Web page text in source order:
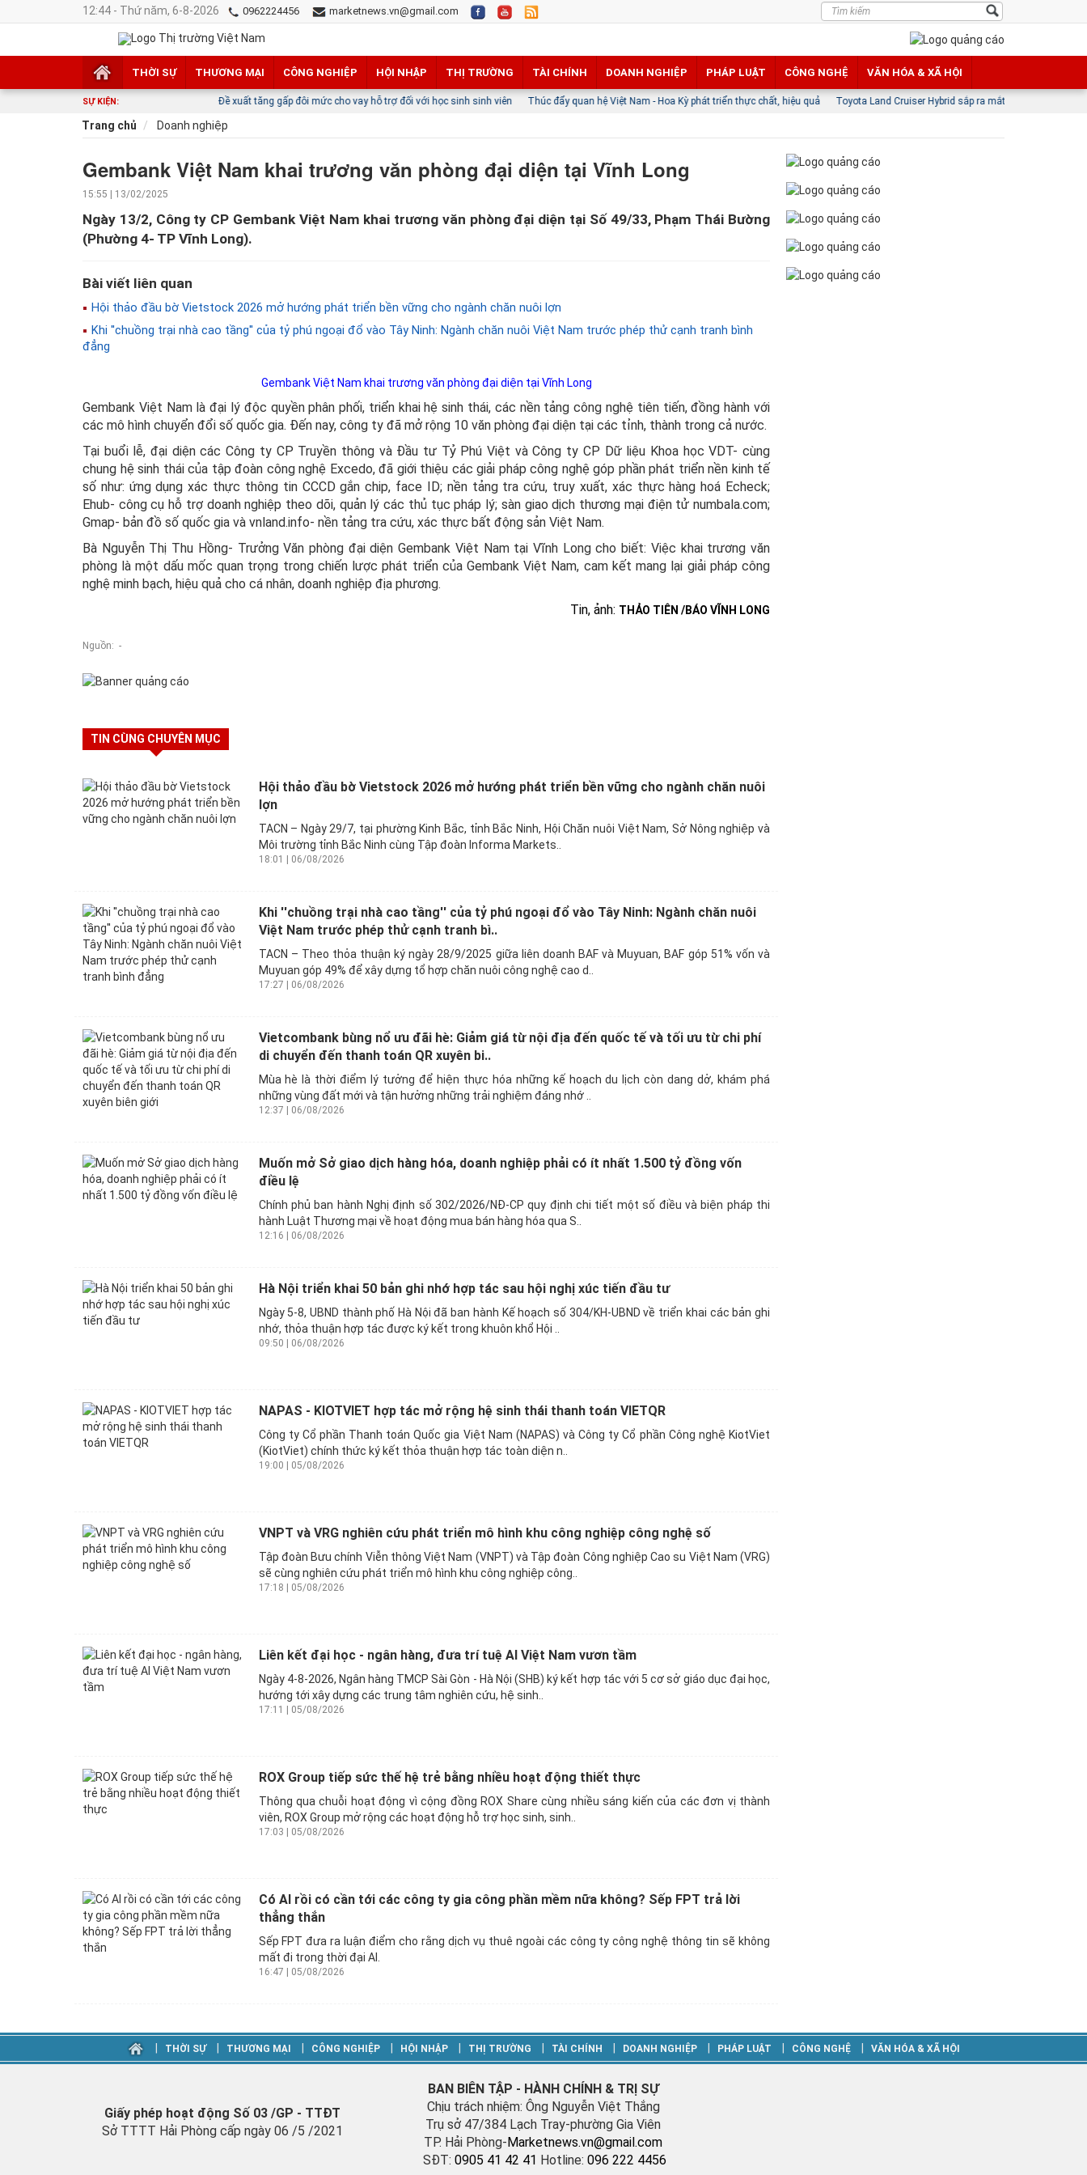
12:44 - Thứ năm, 6-8-2026 0962224456 marketnews.vn@gmail.com
THỜI SỰ THƯƠNG MẠI CÔNG NGHIỆP HỘI NHẬP THỊ TRƯỜNG TÀI CHÍNH DOANH NGHIỆP PHÁP LUẬT CÔNG NGHỆ VĂN HÓA & XÃ HỘI
SỰ KIỆN: Đề xuất tăng gấp đôi mức cho vay hỗ trợ đối với học sinh sinh viên Thúc đẩy quan hệ Việt Nam - Hoa Kỳ phát triển thực chất, hiệu quả Toyota Land Cruiser Hybrid sắp ra mắt thị trường Việt Nam, giá dự kiến
Trang chủ Doanh nghiệp
Gembank Việt Nam khai trương văn phòng đại diện tại Vĩnh Long
15:55 | 13/02/2025
Ngày 13/2, Công ty CP Gembank Việt Nam khai trương văn phòng đại diện tại Số 49/33, Phạm Thái Bường
(Phường 4- TP Vĩnh Long).
Bài viết liên quan
Hội thảo đầu bờ Vietstock 2026 mở hướng phát triển bền vững cho ngành chăn nuôi lợn
Khi ''chuồng trại nhà cao tầng'' của tỷ phú ngoại đổ vào Tây Ninh: Ngành chăn nuôi Việt Nam trước phép thử cạnh tranh bình
đẳng
Gembank Việt Nam khai trương văn phòng đại diện tại Vĩnh Long
Gembank Việt Nam là đại lý độc quyền phân phối, triển khai hệ sinh thái, các nền tảng công nghệ tiên tiến, đồng hành với
các mô hình chuyển đổi số quốc gia. Đến nay, công ty đã mở rộng 10 văn phòng đại diện tại các tỉnh, thành trong cả nước.
Tại buổi lễ, đại diện các Công ty CP Truyền thông và Đầu tư Tỷ Phú Việt và Công ty CP Dữ liệu Khoa học VDT- cùng
chung hệ sinh thái của tập đoàn công nghệ Excedo, đã giới thiệu các giải pháp công nghệ góp phần phát triển nền kinh tế
số như: ứng dụng xác thực thông tin CCCD gắn chip, face ID; nền tảng tra cứu, truy xuất, xác thực hàng hoá Echeck;
Ehub- công cụ hỗ trợ doanh nghiệp theo dõi, quản lý các thủ tục pháp lý; sàn giao dịch thương mại điện tử numbala.com;
Gmap- bản đồ số quốc gia và vnland.info- nền tảng tra cứu, xác thực bất động sản Việt Nam.
Bà Nguyễn Thị Thu Hồng- Trưởng Văn phòng đại diện Gembank Việt Nam tại Vĩnh Long cho biết: Việc khai trương văn
phòng là một dấu mốc quan trọng trong chiến lược phát triển của Gembank Việt Nam, cam kết mang lại giải pháp công
nghệ minh bạch, hiệu quả cho cá nhân, doanh nghiệp địa phương.
Tin, ảnh: THẢO TIÊN /BÁO VĨNH LONG
Nguồn: -
TIN CÙNG CHUYÊN MỤC
Hội thảo đầu bờ Vietstock 2026 mở hướng phát triển bền vững cho ngành chăn nuôi
lợn
TACN – Ngày 29/7, tại phường Kinh Bắc, tỉnh Bắc Ninh, Hội Chăn nuôi Việt Nam, Sở Nông nghiệp và
Môi trường tỉnh Bắc Ninh cùng Tập đoàn Informa Markets..
18:01 | 06/08/2026
Khi ''chuồng trại nhà cao tầng'' của tỷ phú ngoại đổ vào Tây Ninh: Ngành chăn nuôi
Việt Nam trước phép thử cạnh tranh bì..
TACN – Theo thỏa thuận ký ngày 28/9/2025 giữa liên doanh BAF và Muyuan, BAF góp 51% vốn và
Muyuan góp 49% để xây dựng tổ hợp chăn nuôi công nghệ cao d..
17:27 | 06/08/2026
Vietcombank bùng nổ ưu đãi hè: Giảm giá từ nội địa đến quốc tế và tối ưu từ chi phí
di chuyển đến thanh toán QR xuyên bi..
Mùa hè là thời điểm lý tưởng để hiện thực hóa những kế hoạch du lịch còn dang dở, khám phá
những vùng đất mới và tận hưởng những trải nghiệm đáng nhớ ..
12:37 | 06/08/2026
Muốn mở Sở giao dịch hàng hóa, doanh nghiệp phải có ít nhất 1.500 tỷ đồng vốn
điều lệ
Chính phủ ban hành Nghị định số 302/2026/NĐ-CP quy định chi tiết một số điều và biện pháp thi
hành Luật Thương mại về hoạt động mua bán hàng hóa qua S..
12:16 | 06/08/2026
Hà Nội triển khai 50 bản ghi nhớ hợp tác sau hội nghị xúc tiến đầu tư
Ngày 5-8, UBND thành phố Hà Nội đã ban hành Kế hoạch số 304/KH-UBND về triển khai các bản ghi
nhớ, thỏa thuận hợp tác được ký kết trong khuôn khổ Hội ..
09:50 | 06/08/2026
NAPAS - KIOTVIET hợp tác mở rộng hệ sinh thái thanh toán VIETQR
Công ty Cổ phần Thanh toán Quốc gia Việt Nam (NAPAS) và Công ty Cổ phần Công nghệ KiotViet
(KiotViet) chính thức ký kết thỏa thuận hợp tác toàn diện n..
19:00 | 05/08/2026
VNPT và VRG nghiên cứu phát triển mô hình khu công nghiệp công nghệ số
Tập đoàn Bưu chính Viễn thông Việt Nam (VNPT) và Tập đoàn Công nghiệp Cao su Việt Nam (VRG)
sẽ cùng nghiên cứu phát triển mô hình khu công nghiệp công..
17:18 | 05/08/2026
Liên kết đại học - ngân hàng, đưa trí tuệ AI Việt Nam vươn tầm
Ngày 4-8-2026, Ngân hàng TMCP Sài Gòn - Hà Nội (SHB) ký kết hợp tác với 5 cơ sở giáo dục đại học,
hướng tới xây dựng các trung tâm nghiên cứu, hệ sinh..
17:11 | 05/08/2026
ROX Group tiếp sức thế hệ trẻ bằng nhiều hoạt động thiết thực
Thông qua chuỗi hoạt động vì cộng đồng ROX Share cùng nhiều sáng kiến của các đơn vị thành
viên, ROX Group mở rộng các hoạt động hỗ trợ học sinh, sinh..
17:03 | 05/08/2026
Có AI rồi có cần tới các công ty gia công phần mềm nữa không? Sếp FPT trả lời
thẳng thắn
Sếp FPT đưa ra luận điểm cho rằng dịch vụ thuê ngoài các công ty công nghệ thông tin sẽ không
mất đi trong thời đại AI.
16:47 | 05/08/2026
‎| THỜI SỰ ‎| THƯƠNG MẠI ‎| CÔNG NGHIỆP ‎| HỘI NHẬP ‎| THỊ TRƯỜNG ‎| TÀI CHÍNH ‎| DOANH NGHIỆP ‎| PHÁP LUẬT ‎| CÔNG NGHỆ ‎| VĂN HÓA & XÃ HỘI
Giấy phép hoạt động Số 03 /GP - TTĐT
Sở TTTT Hải Phòng cấp ngày 06 /5 /2021
BAN BIÊN TẬP - HÀNH CHÍNH & TRỊ SỰ
Chịu trách nhiệm: Ông Nguyễn Việt Thắng
Trụ sở 47/384 Lạch Tray-phường Gia Viên
TP. Hải Phòng-Marketnews.vn@gmail.com
SĐT:0905 41 42 41 Hotline:096 222 4456